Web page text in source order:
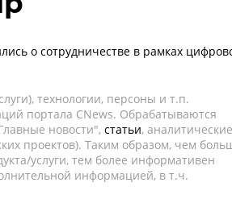
о сотрудничестве в рамках
технологии, персоны и т.п.
портала CNews. Обрабатываются
новости", статьи, аналитические
проектов). Таким образом, чем
услуги, тем более информативен
информацией, в т.ч.